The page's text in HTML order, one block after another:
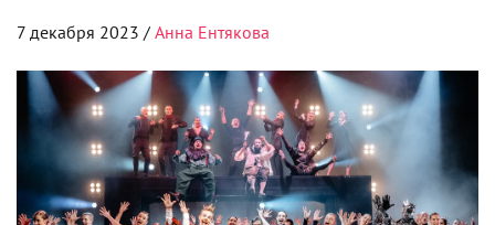
7 декабря 2023 / Анна Ентякова